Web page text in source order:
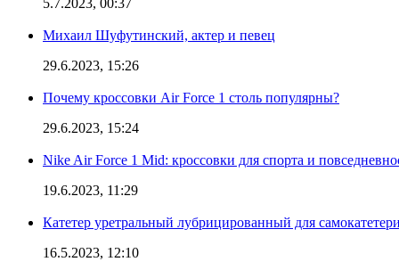
Михаил Шуфутинский, актер и певец
29.6.2023, 15:26
Почему кроссовки Air Force 1 столь популярны?
29.6.2023, 15:24
Nike Air Force 1 Mid: кроссовки для спорта и
19.6.2023, 11:29
Катетер уретральный лубрицированный для
16.5.2023, 12:10